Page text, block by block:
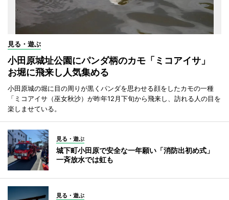
見る・遊ぶ
小田原城址公園にパンダ柄のカモ「ミコアイサ」
お堀に飛来し人気集める
小田原城の堀に目の周りが黒くパンダを思わせる顔をしたカモの一種
「ミコアイサ（巫女秋沙）が昨年12月下旬から飛来し、訪れる人の目を
楽しませている。
見る・遊ぶ
城下町小田原で安全な一年願い「消防出初め式」
一斉放水では虹も
見る・遊ぶ